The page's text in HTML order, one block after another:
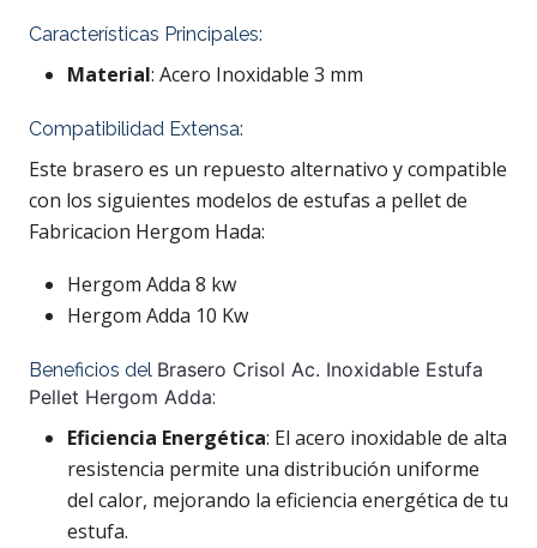
Características Principales:
Material: Acero Inoxidable 3 mm
Compatibilidad Extensa:
Este brasero es un repuesto alternativo y compatible
con los siguientes modelos de estufas a pellet de
Fabricacion Hergom Hada:
Hergom Adda 8 kw
Hergom Adda 10 Kw
Beneficios del Brasero Crisol Ac. Inoxidable Estufa
Pellet Hergom Adda:
Eficiencia Energética: El acero inoxidable de alta
resistencia permite una distribución uniforme
del calor, mejorando la eficiencia energética de tu
estufa.